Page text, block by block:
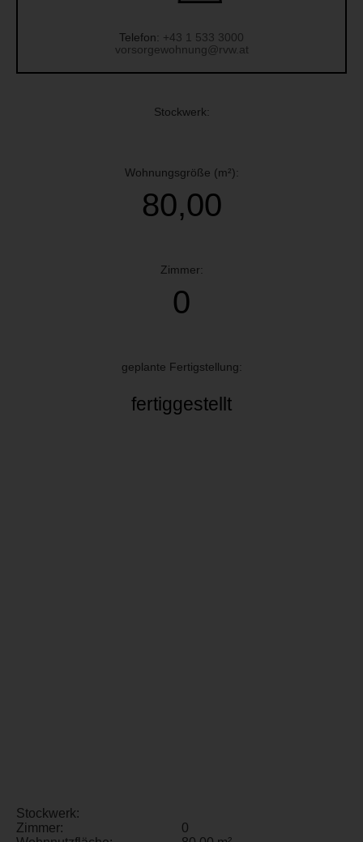
Telefon: +43 1 533 3000
vorsorgewohnung@rvw.at
Stockwerk:
Wohnungsgröße (m²):
80,00
Zimmer:
0
geplante Fertigstellung:
fertiggestellt
Stockwerk:
Zimmer:
0